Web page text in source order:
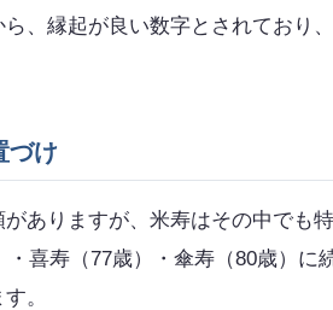
、縁起が良い数字とされており
づけ
ありますが、米寿はその中でも
喜寿（77歳）・傘寿（80歳）に
。